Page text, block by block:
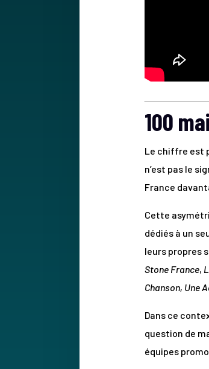
100
Le chiffre est
n’est pas le
France
Cette
dédiés à un
leurs propres
Stone France,
Chanson, Une
Dans ce
question de
équipes